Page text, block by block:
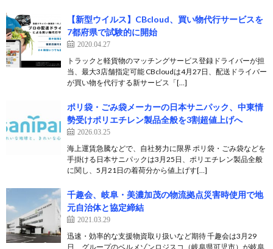
【新型ウイルス】CBcloud、買い物代行サービスを
7都府県で試験的に開始
2020.04.27
トラックと軽貨物のマッチングサービス登録ドライバーが担
当、最大3店舗指定可能 CBcloudは4月27日、配送ドライバー
が買い物を代行する新サービス「[…]
ポリ袋・ごみ袋メーカーの日本サニパック、中東情
勢受けポリエチレン製品全般を3割超値上げへ
2026.03.25
海上運賃急騰などで、自社努力に限界 ポリ袋・ごみ袋などを
手掛ける日本サニパックは3月25日、ポリエチレン製品全般
に関し、5月21日の着荷分から値上げす[…]
千趣会、岐阜・美濃加茂の物流拠点災害時使用で地
元自治体と協定締結
2021.03.29
迅速・効率的な支援物資取り扱いなど期待 千趣会は3月29
日、グループのベルメゾンロジスコ（岐阜県可児市）が岐阜